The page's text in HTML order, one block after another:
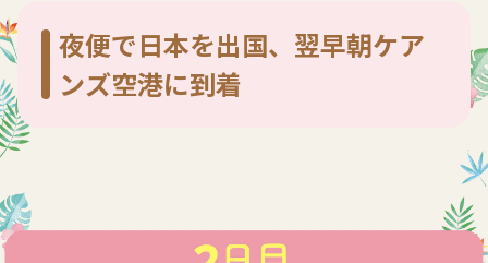
夜便で日本を出国、翌早朝ケア
ンズ空港に到着